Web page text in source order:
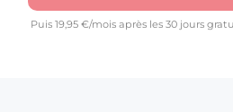
Puis 19,95 €/mois après les 30 jours